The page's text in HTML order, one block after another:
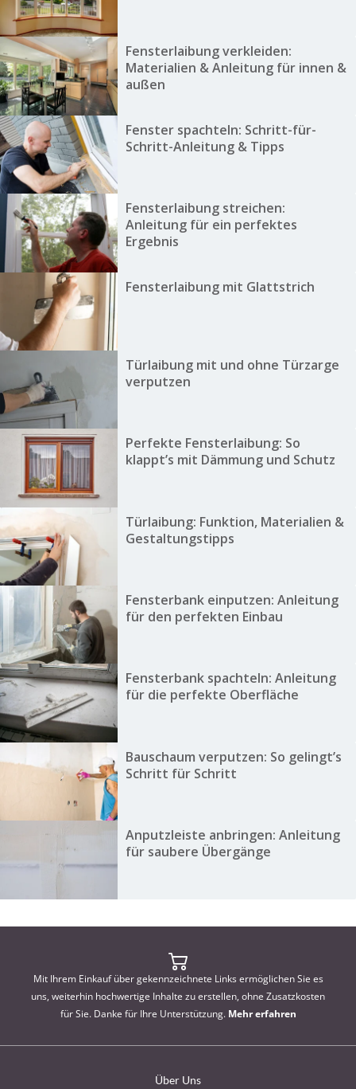
Fensterlaibung verkleiden:
Materialien & Anleitung für innen &
außen
Fenster spachteln: Schritt-für-
Schritt-Anleitung & Tipps
Fensterlaibung streichen:
Anleitung für ein perfektes
Ergebnis
Fensterlaibung mit Glattstrich
Türlaibung mit und ohne Türzarge
verputzen
Perfekte Fensterlaibung: So
klappt’s mit Dämmung und Schutz
Türlaibung: Funktion, Materialien &
Gestaltungstipps
Fensterbank einputzen: Anleitung
für den perfekten Einbau
Fensterbank spachteln: Anleitung
für die perfekte Oberfläche
Bauschaum verputzen: So gelingt’s
Schritt für Schritt
Anputzleiste anbringen: Anleitung
für saubere Übergänge
Mit Ihrem Einkauf über gekennzeichnete Links ermöglichen Sie es
uns, weiterhin hochwertige Inhalte zu erstellen, ohne Zusatzkosten
für Sie. Danke für Ihre Unterstützung. Mehr erfahren
Über Uns